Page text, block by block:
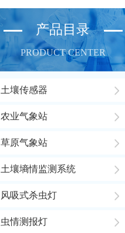
产品目录
PRODUCT CENTER
土壤传感器
农业气象站
草原气象站
土壤墒情监测系统
风吸式杀虫灯
虫情测报灯